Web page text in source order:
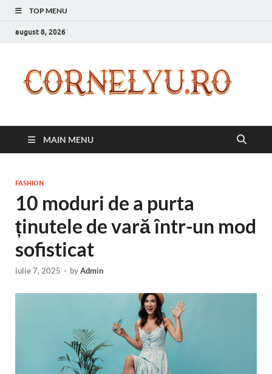
TOP MENU
august 8, 2026
ta mai
MAIN MENU
FASHION
10 moduri de a purta
ținutele de vară într-un mod
sofisticat
iulie 7, 2025 - byAdmin